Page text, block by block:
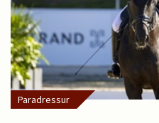
Paradressur